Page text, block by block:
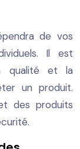
de vos
Il est
qualité et la
un produit.
des produits